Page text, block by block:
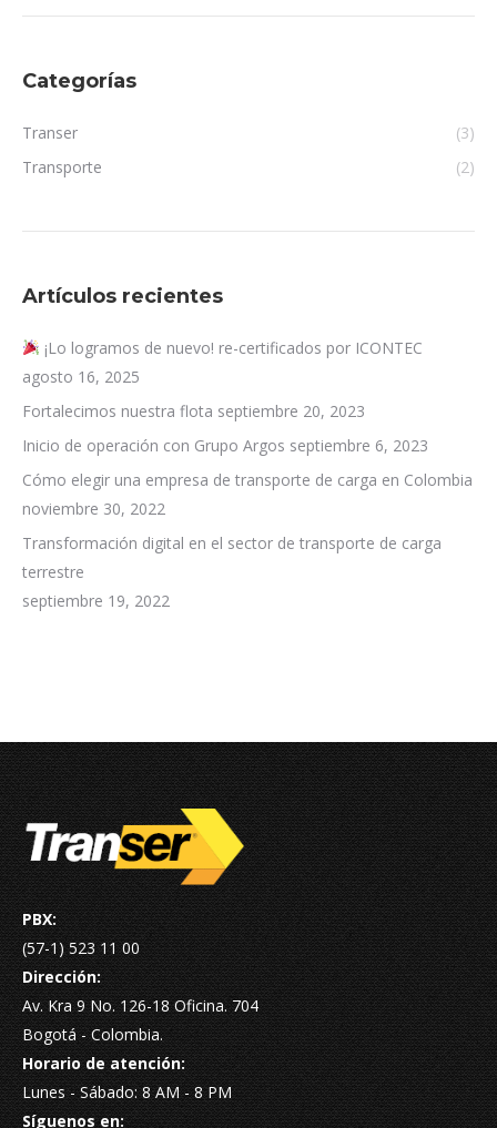
Categorías
Transer
(3)
Transporte
(2)
Artículos recientes
¡Lo logramos de nuevo! re-certificados por ICONTEC
agosto 16, 2025
Fortalecimos nuestra flota septiembre 20, 2023
Inicio de operación con Grupo Argos septiembre 6, 2023
Cómo elegir una empresa de transporte de carga en Colombia
noviembre 30, 2022
Transformación digital en el sector de transporte de carga
terrestre
septiembre 19, 2022
PBX:
(57-1) 523 11 00
Dirección:
Av. Kra 9 No. 126-18 Oficina. 704
Bogotá - Colombia.
Horario de atención:
Lunes - Sábado: 8 AM - 8 PM
Síguenos en: